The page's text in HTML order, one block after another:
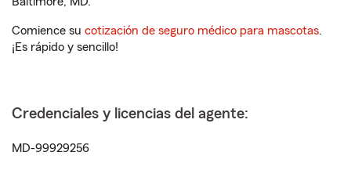
Comience su cotización de seguro médico para mascotas.
¡Es rápido y sencillo!
Credenciales y licencias del agente:
MD-99929256